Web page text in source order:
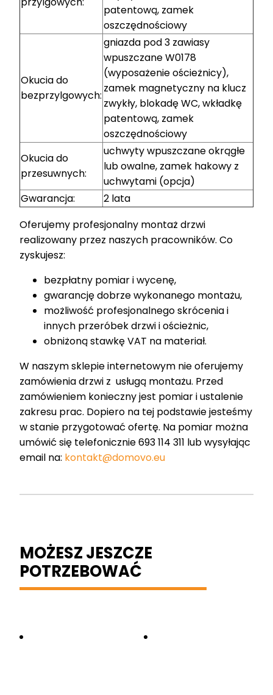
patentową, zamek
oszczędnościowy
Okucia do
bezprzylgowych:
gniazda pod 3 zawiasy
wpuszczane W0178
(wyposażenie ościeżnicy),
zamek magnetyczny na klucz
zwykły, blokadę WC, wkładkę
patentową, zamek
oszczędnościowy
Okucia do
przesuwnych:
uchwyty wpuszczane okrągłe
lub owalne, zamek hakowy z
uchwytami (opcja)
Gwarancja:
2 lata
Oferujemy profesjonalny montaż drzwi
realizowany przez naszych pracowników. Co
zyskujesz:
bezpłatny pomiar i wycenę,
gwarancję dobrze wykonanego montażu,
możliwość profesjonalnego skrócenia i
innych przeróbek drzwi i ościeżnic,
obniżoną stawkę VAT na materiał.
W naszym sklepie internetowym nie oferujemy
zamówienia drzwi z usługą montażu. Przed
zamówieniem konieczny jest pomiar i ustalenie
zakresu prac. Dopiero na tej podstawie jesteśmy
w stanie przygotować ofertę. Na pomiar można
umówić się telefonicznie 693 114 311 lub wysyłając
email na: kontakt@domovo.eu
MOŻESZ JESZCZE
POTRZEBOWAĆ